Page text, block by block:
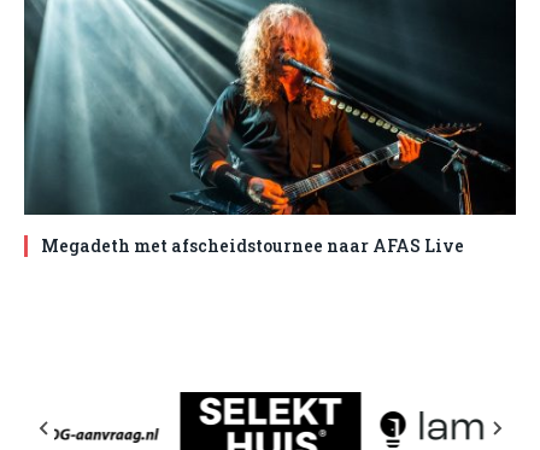
Megadeth met afscheidstournee naar AFAS Live